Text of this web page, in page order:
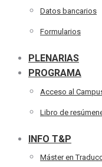
Datos bancarios
Formularios
PLENARIAS
PROGRAMA
Acceso al
Libro de
INFO T&P
Máster en